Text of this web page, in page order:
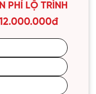
PHÍ LỘ TRÌNH